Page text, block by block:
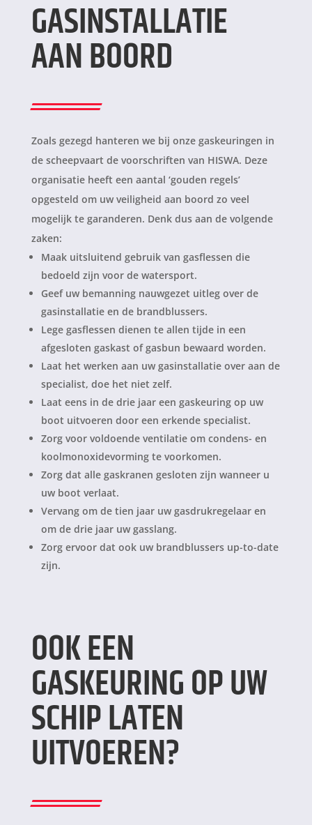
GASINSTALLATIE
AAN BOORD
Zoals gezegd hanteren we bij onze gaskeuringen in
de scheepvaart de voorschriften van HISWA. Deze
organisatie heeft een aantal ‘gouden regels’
opgesteld om uw veiligheid aan boord zo veel
mogelijk te garanderen. Denk dus aan de volgende
zaken:
Maak uitsluitend gebruik van gasflessen die
bedoeld zijn voor de watersport.
Geef uw bemanning nauwgezet uitleg over de
gasinstallatie en de brandblussers.
Lege gasflessen dienen te allen tijde in een
afgesloten gaskast of gasbun bewaard worden.
Laat het werken aan uw gasinstallatie over aan de
specialist, doe het niet zelf.
Laat eens in de drie jaar een gaskeuring op uw
boot uitvoeren door een erkende specialist.
Zorg voor voldoende ventilatie om condens- en
koolmonoxidevorming te voorkomen.
Zorg dat alle gaskranen gesloten zijn wanneer u
uw boot verlaat.
Vervang om de tien jaar uw gasdrukregelaar en
om de drie jaar uw gasslang.
Zorg ervoor dat ook uw brandblussers up-to-date
zijn.
OOK EEN
GASKEURING OP UW
SCHIP LATEN
UITVOEREN?